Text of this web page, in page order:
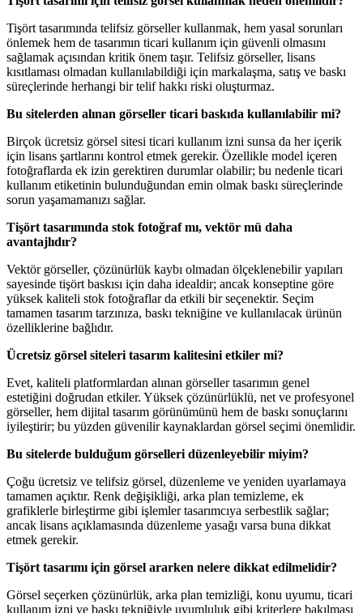
Tişört tasarımında telifsiz görseller kullanmak, hem yasal sorunları
önlemek hem de tasarımın ticari kullanım için güvenli olmasını
sağlamak açısından kritik önem taşır. Telifsiz görseller, lisans
kısıtlaması olmadan kullanılabildiği için markalaşma, satış ve baskı
süreçlerinde herhangi bir telif hakkı riski oluşturmaz.
Bu sitelerden alınan görseller ticari baskıda kullanılabilir mi?
Birçok ücretsiz görsel sitesi ticari kullanım izni sunsa da her içerik
için lisans şartlarını kontrol etmek gerekir. Özellikle model içeren
fotoğraflarda ek izin gerektiren durumlar olabilir; bu nedenle ticari
kullanım etiketinin bulunduğundan emin olmak baskı süreçlerinde
sorun yaşamamanızı sağlar.
Tişört tasarımında stok fotoğraf mı, vektör mü daha
avantajlıdır?
Vektör görseller, çözünürlük kaybı olmadan ölçeklenebilir yapıları
sayesinde tişört baskısı için daha idealdir; ancak konseptine göre
yüksek kaliteli stok fotoğraflar da etkili bir seçenektir. Seçim
tamamen tasarım tarzınıza, baskı tekniğine ve kullanılacak ürünün
özelliklerine bağlıdır.
Ücretsiz görsel siteleri tasarım kalitesini etkiler mi?
Evet, kaliteli platformlardan alınan görseller tasarımın genel
estetiğini doğrudan etkiler. Yüksek çözünürlüklü, net ve profesyonel
görseller, hem dijital tasarım görünümünü hem de baskı sonuçlarını
iyileştirir; bu yüzden güvenilir kaynaklardan görsel seçimi önemlidir.
Bu sitelerde bulduğum görselleri düzenleyebilir miyim?
Çoğu ücretsiz ve telifsiz görsel, düzenleme ve yeniden uyarlamaya
tamamen açıktır. Renk değişikliği, arka plan temizleme, ek
grafiklerle birleştirme gibi işlemler tasarımcıya serbestlik sağlar;
ancak lisans açıklamasında düzenleme yasağı varsa buna dikkat
etmek gerekir.
Tişört tasarımı için görsel ararken nelere dikkat edilmelidir?
Görsel seçerken çözünürlük, arka plan temizliği, konu uyumu, ticari
kullanım izni ve baskı tekniğiyle uyumluluk gibi kriterlere bakılması